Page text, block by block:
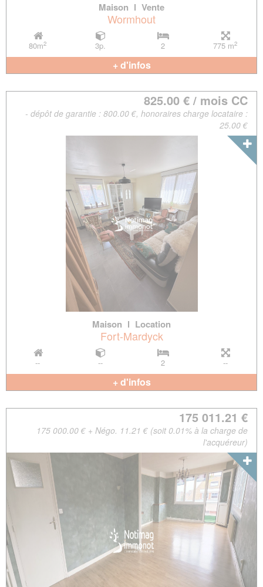
Maison l Vente
Wormhout
80m2 3p. 2 775 m2
+ d'infos
825.00 € / mois CC
- dépôt de garantie : 800.00 €, honoraires charge locataire :
25.00 €
Maison l Location
Fort-Mardyck
-- -- 2 --
+ d'infos
175 011.21 €
175 000.00 € + Négo. 11.21 € (soit 0.01% à la charge de
l'acquéreur)